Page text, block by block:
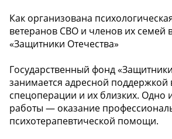
Как организована
ветеранов СВО и членов их семей
«Защитники Отечества»
Государственный фонд
занимается адресной поддержкой
спецоперации и их близких. Одно
работы — оказание
психотерапевтической помощи.